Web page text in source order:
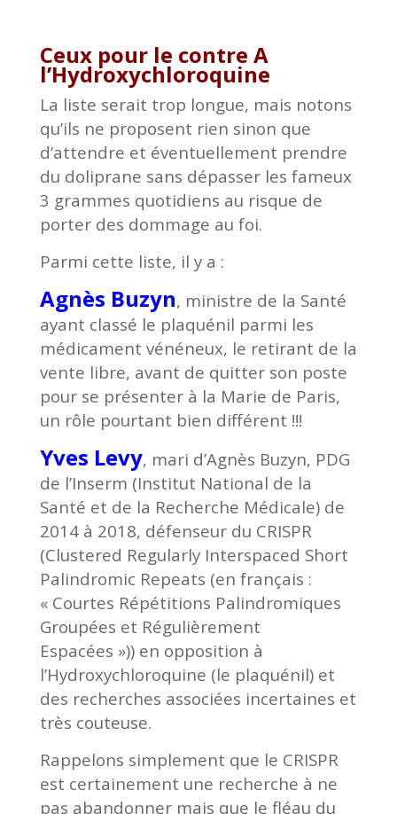
Ceux pour le contre A
l’Hydroxychloroquine
La liste serait trop longue, mais notons
qu’ils ne proposent rien sinon que
d’attendre et éventuellement prendre
du doliprane sans dépasser les fameux
3 grammes quotidiens au risque de
porter des dommage au foi.
Parmi cette liste, il y a :
Agnès Buzyn, ministre de la Santé
ayant classé le plaquénil parmi les
médicament vénéneux, le retirant de la
vente libre, avant de quitter son poste
pour se présenter à la Marie de Paris,
un rôle pourtant bien différent !!!
Yves Levy, mari d’Agnès Buzyn, PDG
de l’Inserm (Institut National de la
Santé et de la Recherche Médicale) de
2014 à 2018, défenseur du CRISPR
(Clustered Regularly Interspaced Short
Palindromic Repeats (en français :
« Courtes Répétitions Palindromiques
Groupées et Régulièrement
Espacées »)) en opposition à
l’Hydroxychloroquine (le plaquénil) et
des recherches associées incertaines et
très couteuse.
Rappelons simplement que le CRISPR
est certainement une recherche à ne
pas abandonner mais que le fléau du